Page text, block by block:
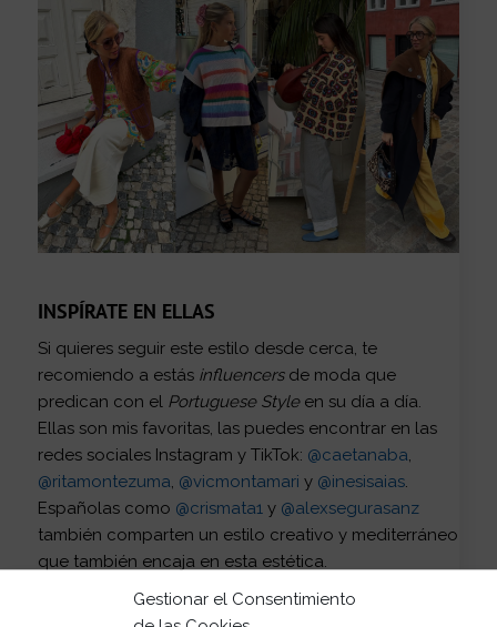
Gestionar el Consentimiento
INSPÍRATE EN ELLAS
Si quieres seguir este estilo desde cerca, te
recomiendo a estás influencersde moda que
predican con el Portuguese Styleen su día a día.
Ellas son mis favoritas, las puedes encontrar en las
redes sociales Instagram y TikTok: @caetanaba,
@ritamontezuma, @vicmontamari y @inesisaias.
Españolas como @crismata1y @alexsegurasanz
también comparten un estilo creativo y mediterráneo
que también encaja en esta estética.